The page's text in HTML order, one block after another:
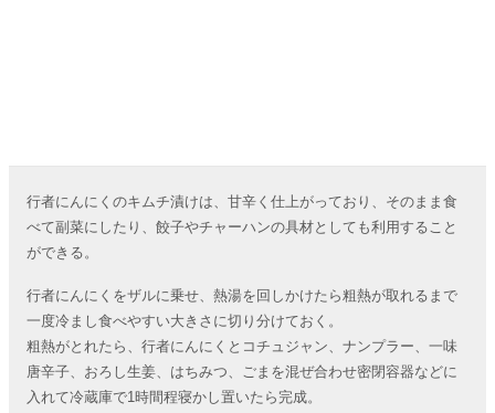
行者にんにくのキムチ漬けは、甘辛く仕上がっており、そのまま食
べて副菜にしたり、餃子やチャーハンの具材としても利用すること
ができる。
行者にんにくをザルに乗せ、熱湯を回しかけたら粗熱が取れるまで
一度冷まし食べやすい大きさに切り分けておく。
粗熱がとれたら、行者にんにくとコチュジャン、ナンプラー、一味
唐辛子、おろし生姜、はちみつ、ごまを混ぜ合わせ密閉容器などに
入れて冷蔵庫で1時間程寝かし置いたら完成。